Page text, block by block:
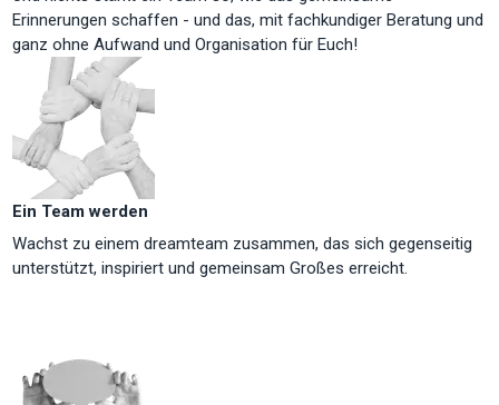
Erinnerungen schaffen - und das, mit fachkundiger Beratung und
ganz ohne Aufwand und Organisation für Euch!
Ein Team werden
Wachst zu einem dreamteam zusammen, das sich gegenseitig
unterstützt, inspiriert und gemeinsam Großes erreicht.